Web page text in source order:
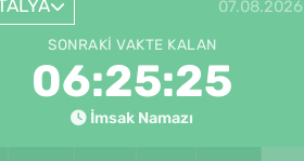
07.08.2026
SONRAKI VAKTE KALAN
06:25:25
İmsak Namazı